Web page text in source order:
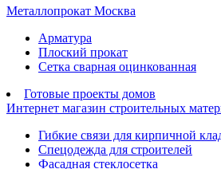
Металлопрокат Москва
Арматура
Плоский прокат
Сетка сварная оцинкованная
Готовые проекты домов
Интернет магазин строительных
Гибкие связи для кирпичной
Спецодежда для строителей
Фасадная стеклосетка